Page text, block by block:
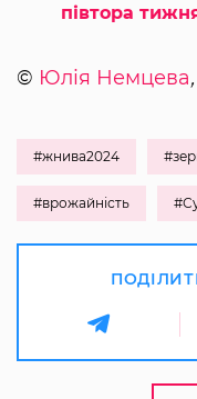
півтора
© Юлія Немцева
#жнива2024
#врожайність